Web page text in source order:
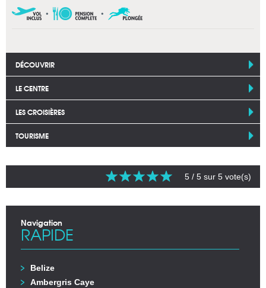
DÉCOUVRIR
LE CENTRE
LES CROISIÈRES
TOURISME
5 / 5 sur 5 vote(s)
Navigation
RAPIDE
Belize
Ambergris Caye